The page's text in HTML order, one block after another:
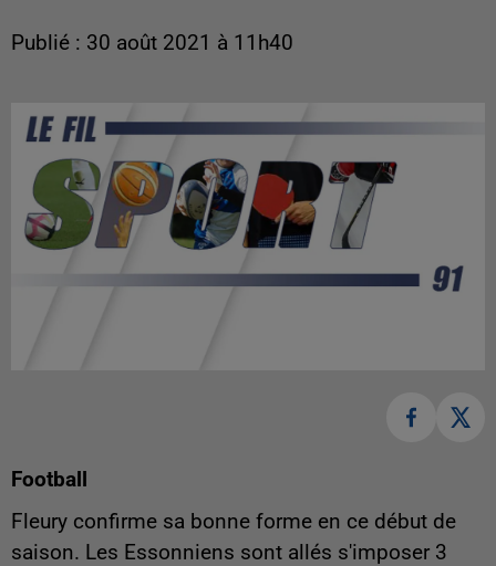
Publié : 30 août 2021 à 11h40
Football
Fleury confirme sa bonne forme en ce début de
saison. Les Essonniens sont allés s'imposer 3